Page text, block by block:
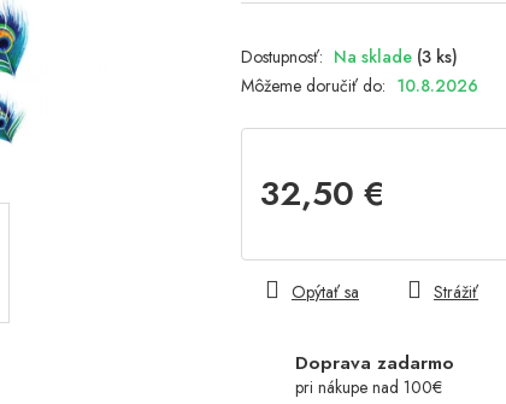
Na sklade (3 ks)
Môžeme doručiť do: 10.8.2026
32,50 €
cena:
Doprava zadarmo
pri nákupe nad 100€
Opýtať sa Strážiť